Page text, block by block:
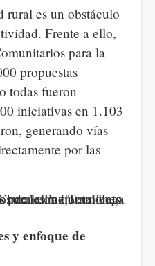
es un obstáculo
Frente a ello,
para la
propuestas
todas fueron
iniciativas en 1.103
generando vías
por las
y enfoque de